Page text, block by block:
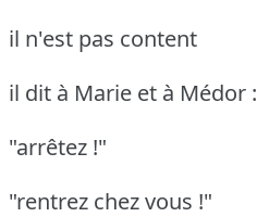
il n'est pas content
il dit à Marie et à Médor :
"arrêtez !"
"rentrez chez vous !"